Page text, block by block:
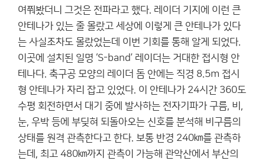
여쭤봤더니 그것은 전파라고 했다. 레이더 기지에 이런 큰
안테나가 있는 줄 몰랐고 세상에 이렇게 큰 안테나가 있다
는 사실조차도 몰랐었는데 이번 기회를 통해 알게 되었다.
이곳에 설치된 일명 ‘S-band’ 레이더는 거대한 접시형 안
테나다. 축구공 모양의 레이더 돔 안에는 직경 8.5m 접시
형 안테나가 자리 잡고 있었다. 이 안테나가 24시간 360도
수평 회전하면서 대기 중에 발사하는 전자기파가 구름, 비,
눈, 우박 등에 부딪혀 되돌아오는 신호를 분석해 비구름의
상태를 원격 관측한다고 한다. 보통 반경 240㎞를 관측하
는데, 최고 480㎞까지 관측이 가능해 관악산에서 부산의